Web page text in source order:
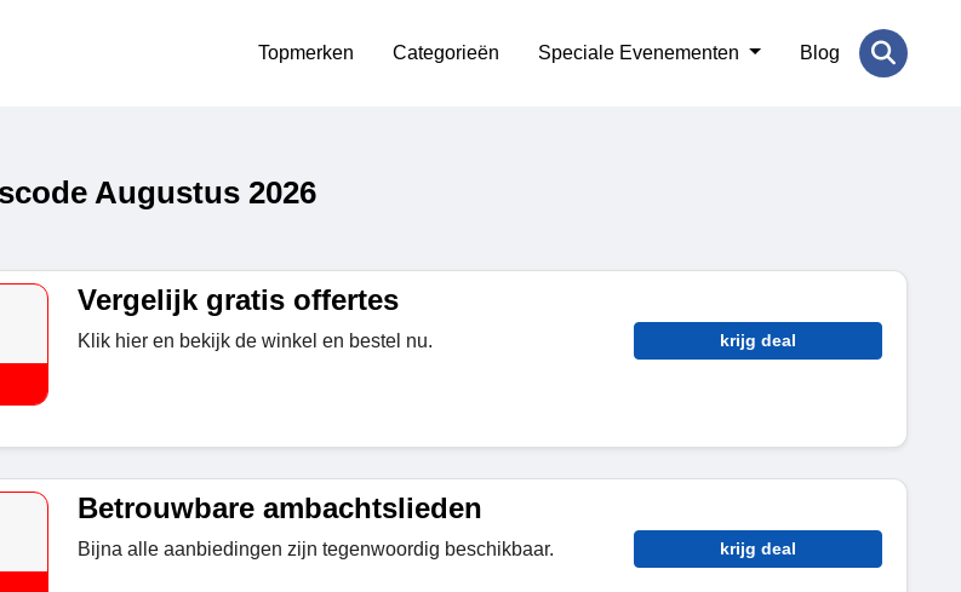
Topmerken Categorieën Speciale Evenementen Blog
Augustus 2026
Vergelijk gratis offertes
Klik hier en bekijk de winkel en bestel nu. krijg deal
Betrouwbare ambachtslieden
Bijna alle aanbiedingen zijn tegenwoordig beschikbaar. krijg deal